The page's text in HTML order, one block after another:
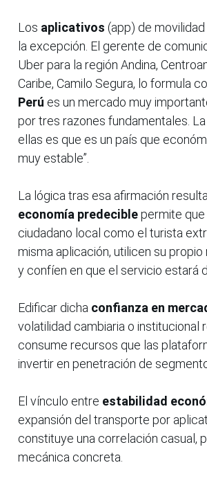
Los aplicativos (app) de
la excepción. El gerente de
Uber para la región Andina,
Caribe, Camilo Segura, lo formula
Perú es un mercado muy
por tres razones fundamentales.
ellas es que es un país que
muy estable”.
La lógica tras esa afirmación
economía predeciblepermite que
ciudadano local como el turista
misma aplicación, utilicen su
y confíen en que el servicio estará
Edificar dicha confianza en
volatilidad cambiaria o institucional
consume recursos que las
invertir en penetración de
El vínculo entre estabilidad
expansión del transporte por
constituye una correlación casual,
mecánica concreta.